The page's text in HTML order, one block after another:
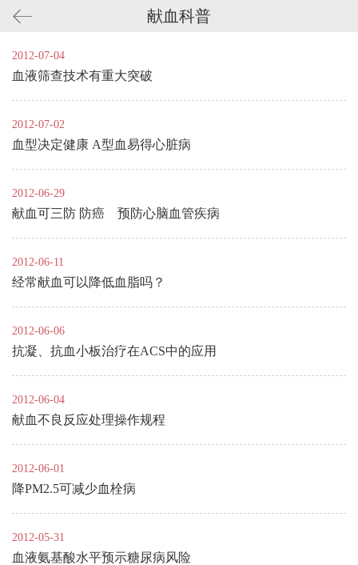
献血科普
2012-07-04
血液筛查技术有重大突破
2012-07-02
血型决定健康 A型血易得心脏病
2012-06-29
献血可三防 防癌 预防心脑血管疾病
2012-06-11
经常献血可以降低血脂吗？
2012-06-06
抗凝、抗血小板治疗在ACS中的应用
2012-06-04
献血不良反应处理操作规程
2012-06-01
降PM2.5可减少血栓病
2012-05-31
血液氨基酸水平预示糖尿病风险